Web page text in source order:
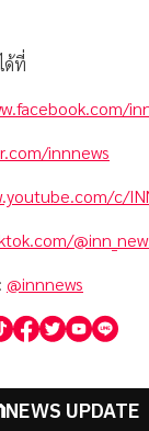
ด้ที่
innnews
c/
@innnews
NEWS UPDATE